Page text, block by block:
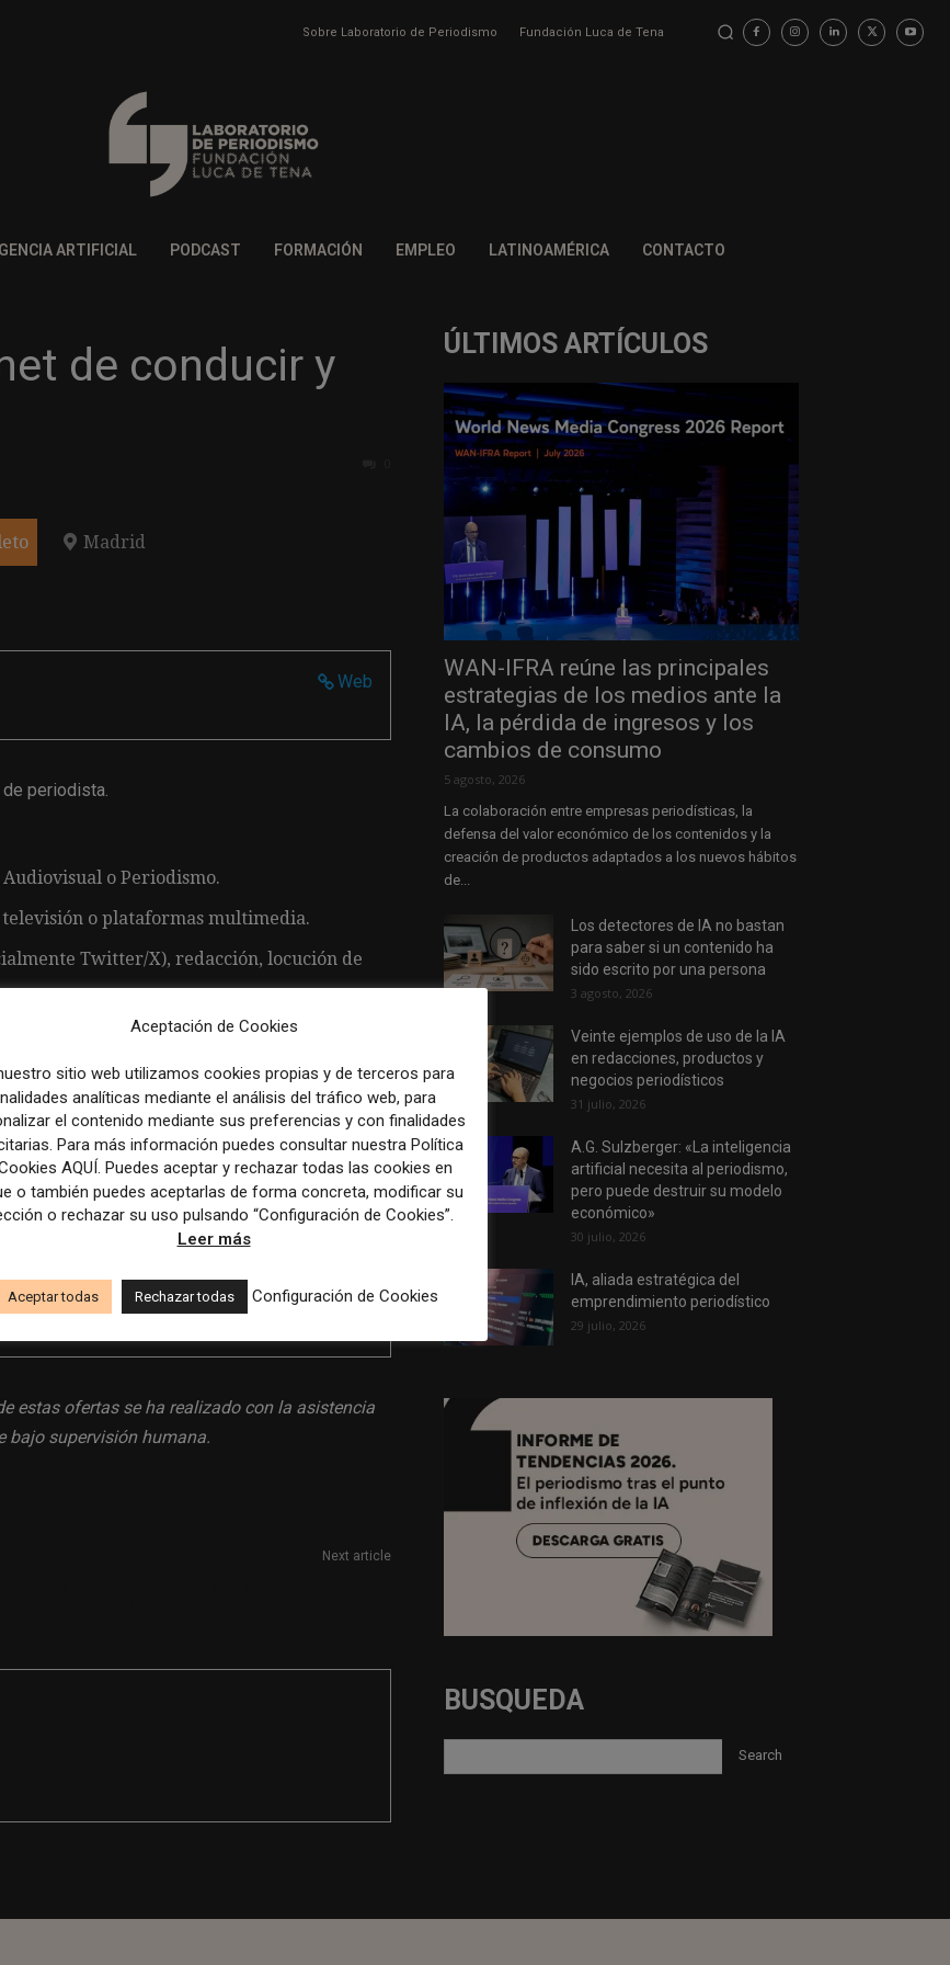
Sobre Laboratorio de Periodismo Fundación Luca de Tena
ARTIFICIAL PODCAST FORMACIÓN EMPLEO LATINOAMÉRICA CONTACTO
de conducir y
Madrid
Web
periodista.
o Periodismo.
o plataformas multimedia.
Twitter/X), redacción, locución de
(40 horas).
estas ofertas se ha realizado con la asistencia
bajo supervisión humana.
Next article
ÚLTIMOS ARTÍCULOS
WAN-IFRA reúne las principales
estrategias de los medios ante la
IA, la pérdida de ingresos y los
cambios de consumo
5 agosto, 2026
La colaboración entre empresas periodísticas, la
defensa del valor económico de los contenidos y la
creación de productos adaptados a los nuevos hábitos
de...
Los detectores de IA no bastan
para saber si un contenido ha
sido escrito por una persona
3 agosto, 2026
Veinte ejemplos de uso de la IA
en redacciones, productos y
negocios periodísticos
31 julio, 2026
A.G. Sulzberger: «La inteligencia
artificial necesita al periodismo,
pero puede destruir su modelo
económico»
30 julio, 2026
IA, aliada estratégica del
emprendimiento periodístico
29 julio, 2026
BUSQUEDA
Aceptación de Cookies
sitio web utilizamos cookies propias y de terceros para
analíticas mediante el análisis del tráfico web, para
el contenido mediante sus preferencias y con finalidades
Para más información puedes consultar nuestra Política
AQUÍ. Puedes aceptar y rechazar todas las cookies en
o también puedes aceptarlas de forma concreta, modificar su
o rechazar su uso pulsando “Configuración de Cookies”.
Leer más
Aceptar todas Rechazar todas Configuración de Cookies